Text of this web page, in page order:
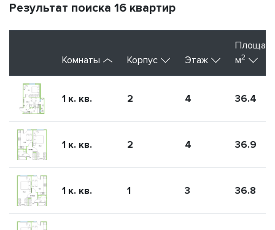
Результат поиска 16 квартир
Комнаты Корпус Этаж
м2
1 к. кв. 2 4 36.4
1 к. кв. 2 4 36.9
1 к. кв. 1 3 36.8